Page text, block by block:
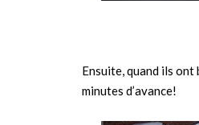
Ensuite, quand ils
minutes d’avance!